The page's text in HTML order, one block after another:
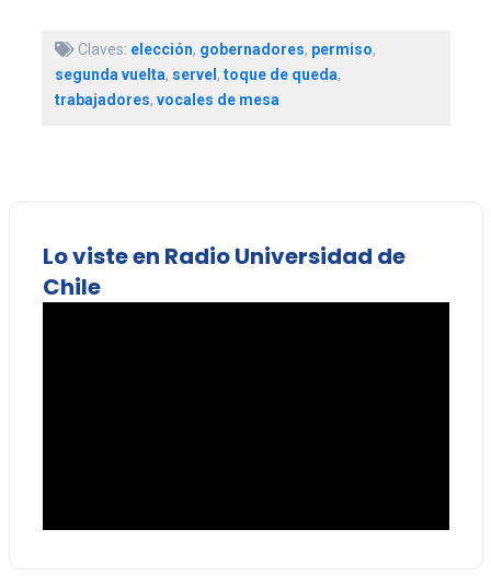
Claves: elección, gobernadores, permiso,
segunda vuelta, servel, toque de queda,
trabajadores, vocales de mesa
Lo viste en Radio Universidad de
Chile